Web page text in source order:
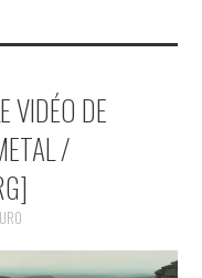
VIDÉO DE
/